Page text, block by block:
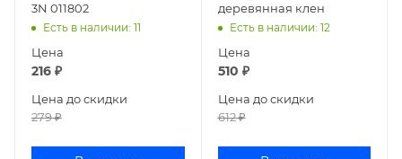
3N 011802
Есть в наличии: 11
Цена
216 ₽
Цена до скидки
279₽
деревянная клен
Есть в наличии: 12
Цена
510 ₽
Цена до скидки
612₽